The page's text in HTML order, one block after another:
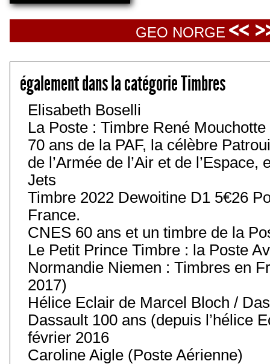
GEO NORGE <<
également dans la catégorie Timbres
Elisabeth Boselli
La Poste : Timbre René Mouchotte
70 ans de la PAF, la célèbre
de l’Armée de l’Air et de
Jets
Timbre 2022 Dewoitine D1 5€26
France.
CNES 60 ans et un timbre de la
Le Petit Prince Timbre : la Poste
Normandie Niemen : Timbres en
2017)
Hélice Eclair de Marcel Bloch /
Dassault 100 ans (depuis l’hélice
février 2016
Caroline Aigle (Poste Aérienne)